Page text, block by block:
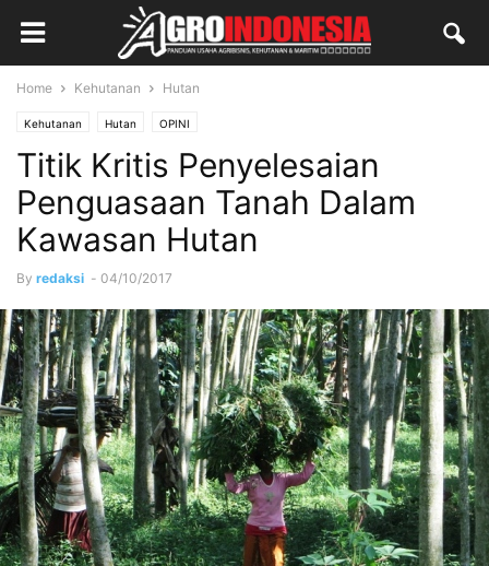
Home Kehutanan Hutan
Kehutanan Hutan OPINI
Titik Kritis Penyelesaian
Penguasaan Tanah Dalam
Kawasan Hutan
By redaksi - 04/10/2017